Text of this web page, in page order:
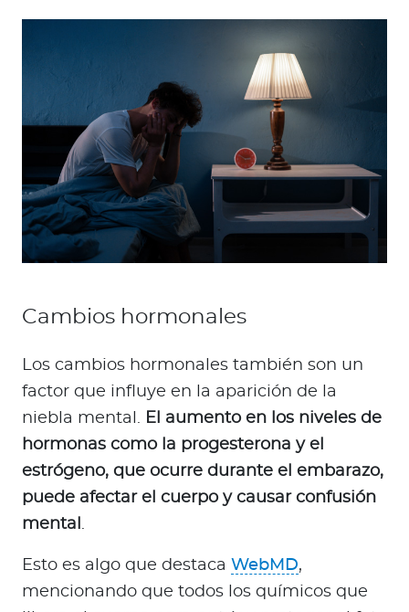
Cambios hormonales
Los cambios hormonales también son un
factor que influye en la aparición de la
niebla mental. El aumento en los niveles de
hormonas como la progesterona y el
estrógeno, que ocurre durante el embarazo,
puede afectar el cuerpo y causar confusión
mental .
Esto es algo que destaca WebMD,
mencionando que todos los químicos que